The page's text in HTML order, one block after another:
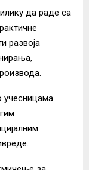
да раде са
развоја
учесницама